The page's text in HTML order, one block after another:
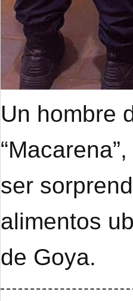
Un hombre
ser
alimentos
de Goya.